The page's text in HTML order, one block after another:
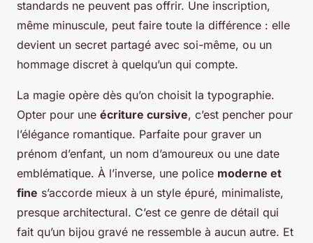
standards ne peuvent pas offrir. Une inscription,
même minuscule, peut faire toute la différence : elle
devient un secret partagé avec soi-même, ou un
hommage discret à quelqu’un qui compte.
La magie opère dès qu’on choisit la typographie.
Opter pour une écriture cursive, c’est pencher pour
l’élégance romantique. Parfaite pour graver un
prénom d’enfant, un nom d’amoureux ou une date
emblématique. À l’inverse, une police moderne et
fine s’accorde mieux à un style épuré, minimaliste,
presque architectural. C’est ce genre de détail qui
fait qu’un bijou gravé ne ressemble à aucun autre. Et